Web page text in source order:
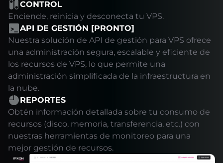
CONTROL
Enciende, reinicia y desconecta tu VPS.
API DE GESTIÓN [PRONTO]
Nuestra solución de API de gestión para VPS ofrece
una administración segura, escalable y eficiente de
los recursos de VPS, lo que permite una
administración simplificada de la infraestructura en
la nube.
REPORTES
Obtén información detallada sobre tu consumo de
recursos (disco, memoria, transferencia, etc.) con
nuestras herramientas de monitoreo para una
mejor gestión de recursos.